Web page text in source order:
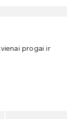
progai ir